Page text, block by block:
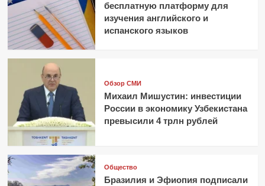
бесплатную платформу для
изучения английского и
испанского языков
Обзор СМИ
Михаил Мишустин: инвестиции
России в экономику Узбекистана
превысили 4 трлн рублей
Общество
Бразилия и Эфиопия подписали